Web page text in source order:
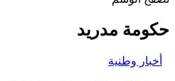
حكومة مدريد
أخبار وطنية